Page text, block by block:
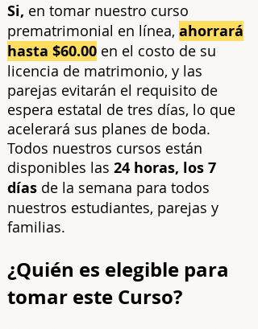
Si, en tomar nuestro curso
prematrimonial en línea, ahorrará
hasta $60.00 en el costo de su
licencia de matrimonio, y las
parejas evitarán el requisito de
espera estatal de tres días, lo que
acelerará sus planes de boda.
Todos nuestros cursos están
disponibles las 24 horas, los 7
días de la semana para todos
nuestros estudiantes, parejas y
familias.
¿Quién es elegible para
tomar este Curso?